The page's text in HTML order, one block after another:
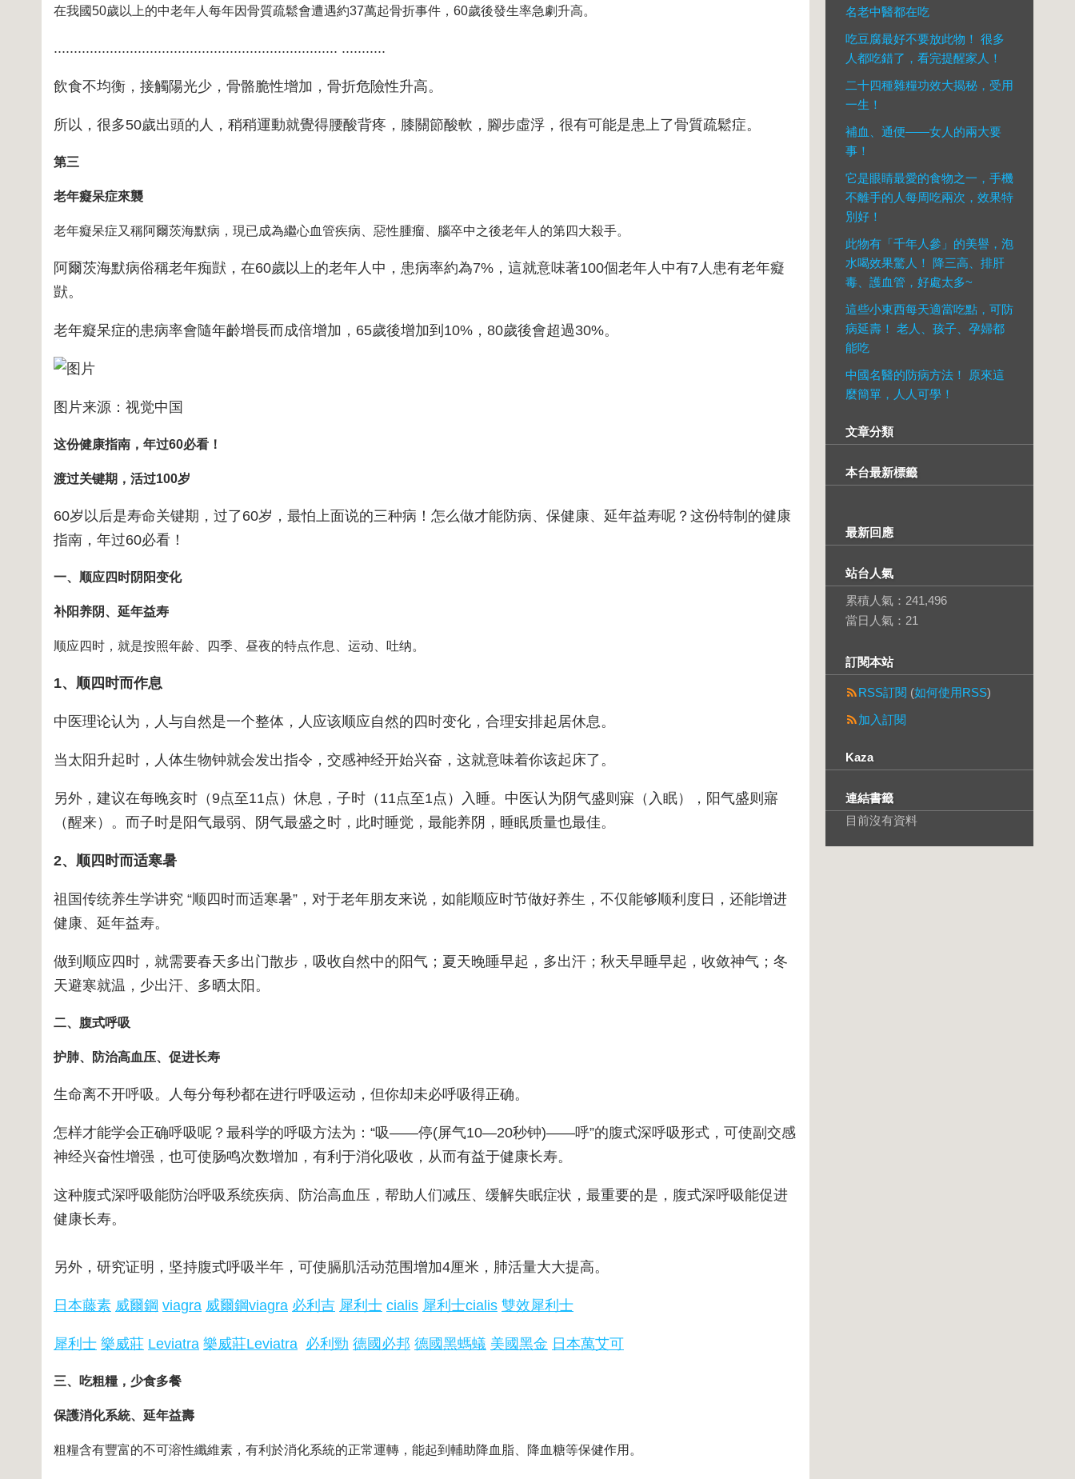
在我國50歲以上的中老年人每年因骨質疏鬆會遭遇約37萬起骨折事件，60歲後發生率急劇升高。
....................................................................... ...........
飲食不均衡，接觸陽光少，骨骼脆性增加，骨折危險性升高。
所以，很多50歲出頭的人，稍稍運動就覺得腰酸背疼，膝關節酸軟，腳步虛浮，很有可能是患上了骨質疏鬆症。
第三
老年癡呆症來襲
老年癡呆症又稱阿爾茨海默病，現已成為繼心血管疾病、惡性腫瘤、腦卒中之後老年人的第四大殺手。
阿爾茨海默病俗稱老年痴獃，在60歲以上的老年人中，患病率約為7%，這就意味著100個老年人中有7人患有老年癡
獃。
老年癡呆症的患病率會隨年齡增長而成倍增加，65歲後增加到10%，80歲後會超過30%。
图片来源：视觉中国
这份健康指南，年过60必看！
渡过关键期，活过100岁
60岁以后是寿命关键期，过了60岁，最怕上面说的三种病！怎么做才能防病、保健康、延年益寿呢？这份特制的健康
指南，年过60必看！
一、顺应四时阴阳变化
补阳养阴、延年益寿
顺应四时，就是按照年龄、四季、昼夜的特点作息、运动、吐纳。
1、顺四时而作息
中医理论认为，人与自然是一个整体，人应该顺应自然的四时变化，合理安排起居休息。
当太阳升起时，人体生物钟就会发出指令，交感神经开始兴奋，这就意味着你该起床了。
另外，建议在每晚亥时（9点至11点）休息，子时（11点至1点）入睡。中医认为阴气盛则寐（入眠），阳气盛则寤
（醒来）。而子时是阳气最弱、阴气最盛之时，此时睡觉，最能养阴，睡眠质量也最佳。
2、顺四时而适寒暑
祖国传统养生学讲究 “顺四时而适寒暑”，对于老年朋友来说，如能顺应时节做好养生，不仅能够顺利度日，还能增进
健康、延年益寿。
做到顺应四时，就需要春天多出门散步，吸收自然中的阳气；夏天晚睡早起，多出汗；秋天早睡早起，收敛神气；冬
天避寒就温，少出汗、多晒太阳。
二、腹式呼吸
护肺、防治高血压、促进长寿
生命离不开呼吸。人每分每秒都在进行呼吸运动，但你却未必呼吸得正确。
怎样才能学会正确呼吸呢？最科学的呼吸方法为：“吸——停(屏气10—20秒钟)——呼”的腹式深呼吸形式，可使副交感
神经兴奋性增强，也可使肠鸣次数增加，有利于消化吸收，从而有益于健康长寿。
这种腹式深呼吸能防治呼吸系统疾病、防治高血压，帮助人们减压、缓解失眠症状，最重要的是，腹式深呼吸能促进
健康长寿。
另外，研究证明，坚持腹式呼吸半年，可使膈肌活动范围增加4厘米，肺活量大大提高。
日本藤素 威爾鋼 viagra 威爾鋼viagra 必利吉 犀利士 cialis 犀利士cialis 雙效犀利士
犀利士 樂威莊 Leviatra 樂威莊Leviatra 必利勁 德國必邦 德國黑螞蟻 美國黑金 日本萬艾可
三、吃粗糧，少食多餐
保護消化系統、延年益壽
粗糧含有豐富的不可溶性纖維素，有利於消化系統的正常運轉，能起到輔助降血脂、降血糖等保健作用。
名老中醫都在吃
吃豆腐最好不要放此物！ 很多
人都吃錯了，看完提醒家人！
二十四種雜糧功效大揭秘，受用
一生！
補血、通便——女人的兩大要
事！
它是眼睛最愛的食物之一，手機
不離手的人每周吃兩次，效果特
別好！
此物有「千年人參」的美譽，泡
水喝效果驚人！ 降三高、排肝
毒、護血管，好處太多~
這些小東西每天適當吃點，可防
病延壽！ 老人、孩子、孕婦都
能吃
中國名醫的防病方法！ 原來這
麼簡單，人人可學！
文章分類
本台最新標籤
最新回應
站台人氣
累積人氣： 241,496
當日人氣： 21
訂閱本站
RSS訂閱 (如何使用RSS)
加入訂閱
Kaza
連結書籤
目前沒有資料